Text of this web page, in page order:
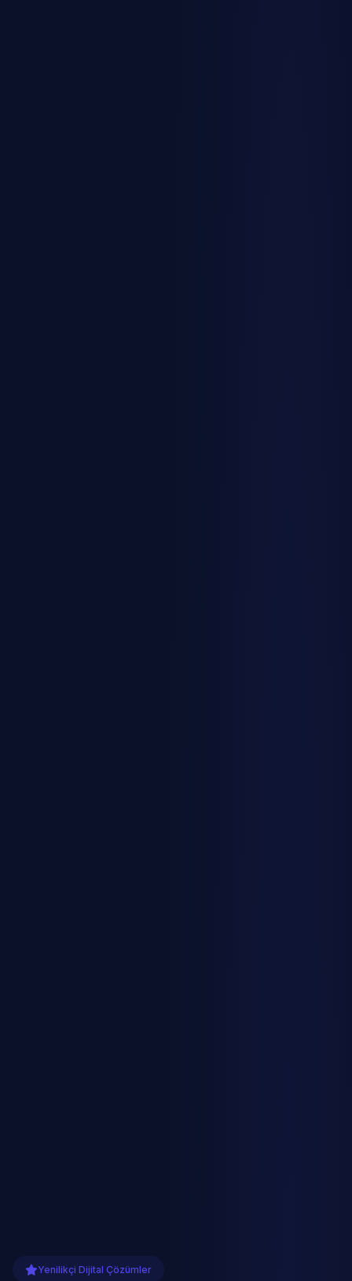
Yenilikçi Dijital Çözümler